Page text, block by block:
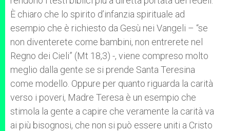
È chiaro che lo spirito d’infanzia spirituale ad
esempio che è richiesto da Gesù nei Vangeli – “se
non diventerete come bambini, non entrerete nel
Regno dei Cieli” (Mt 18,3) -, viene compreso molto
meglio dalla gente se si prende Santa Teresina
come modello. Oppure per quanto riguarda la carità
verso i poveri, Madre Teresa è un esempio che
stimola la gente a capire che veramente la carità va
ai più bisognosi, che non si può essere uniti a Cristo